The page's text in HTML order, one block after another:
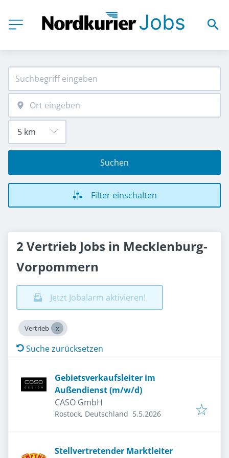
Suchen
Filter einschalten
2 Vertrieb Jobs in Mecklenburg-
Vorpommern
Jetzt Jobalarm aktivieren!
Vertrieb
Suche zurücksetzen
Gebietsverkaufsleiter im
Außendienst (m/w/d)
CASO GmbH
Rostock, Deutschland Veröffentlicht
5.5.2026
Stellvertretender Marktleiter